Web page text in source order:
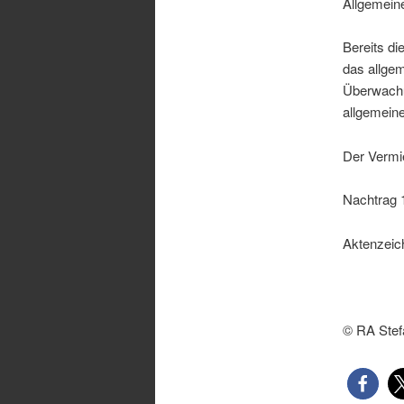
Bereits
das
Der
Nachtrag
© RA